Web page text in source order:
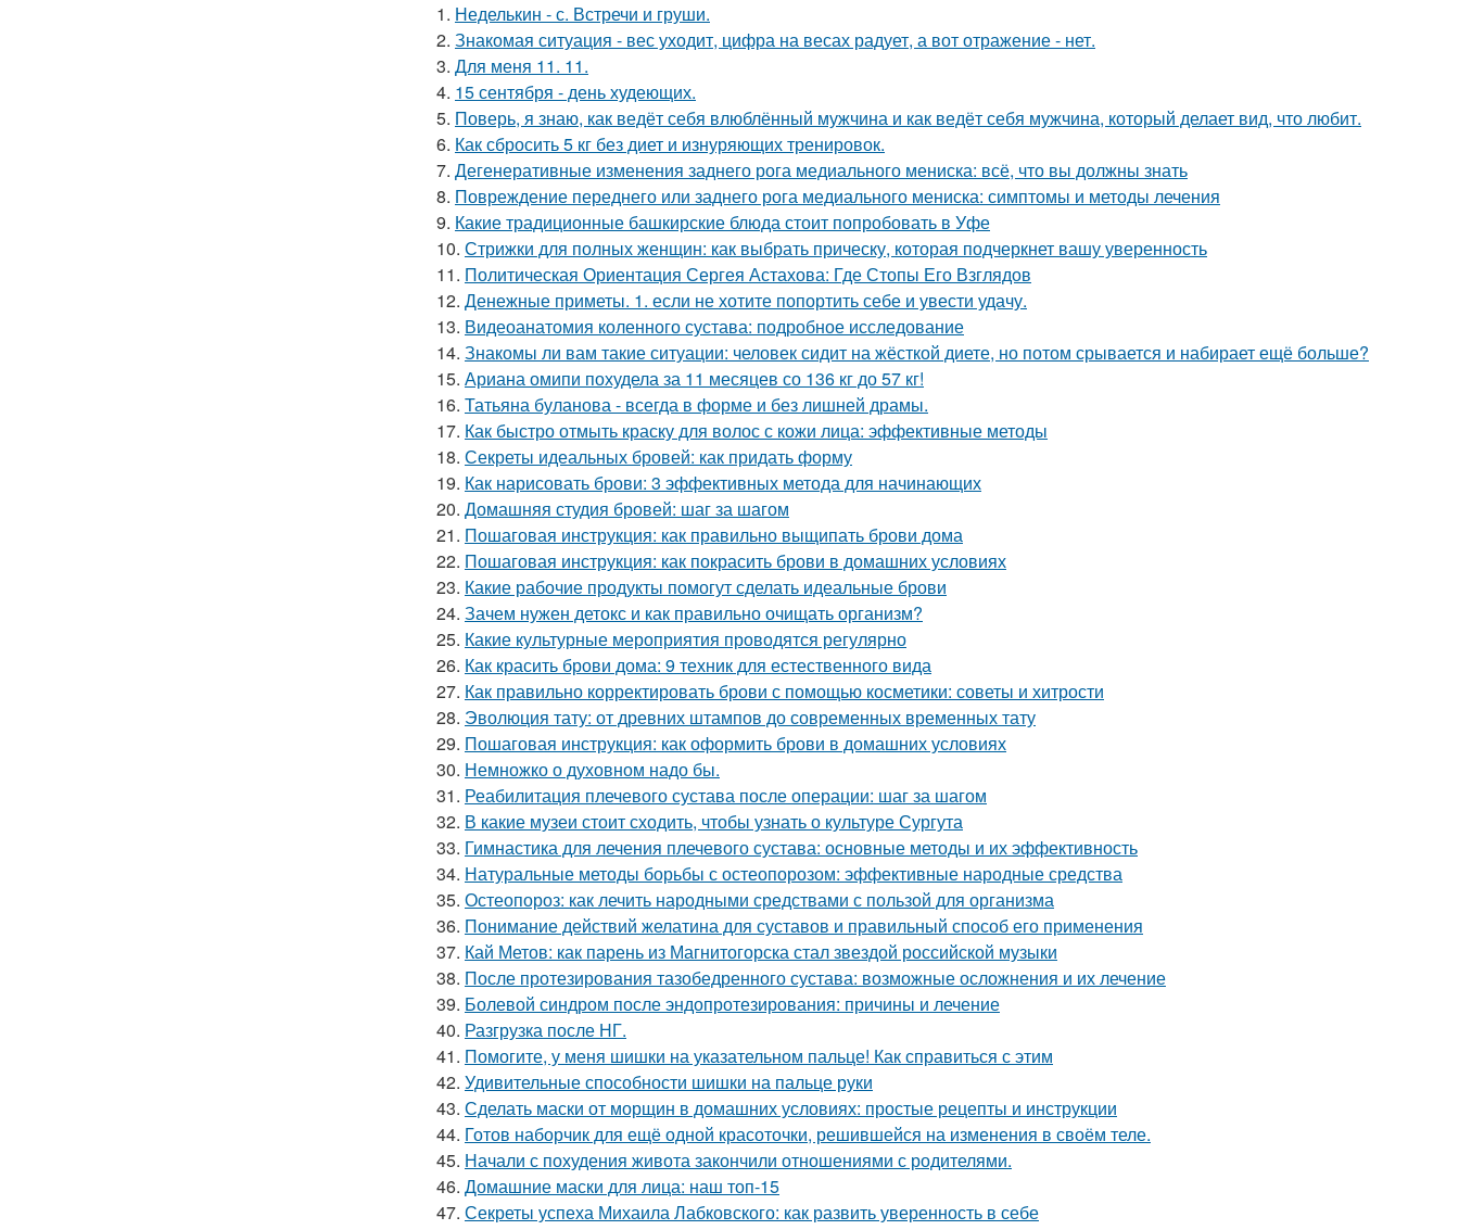
1. Неделькин - с. Встречи и груши.
2. Знакомая ситуация - вес уходит, цифра на весах радует, а вот отражение - нет.
3. Для меня 11. 11.
4. 15 сентября - день худеющих.
5. Поверь, я знаю, как ведёт себя влюблённый мужчина и как ведёт себя мужчина, который делает вид, что любит.
6. Как сбросить 5 кг без диет и изнуряющих тренировок.
7. Дегенеративные изменения заднего рога медиального мениска: всё, что вы должны знать
8. Повреждение переднего или заднего рога медиального мениска: симптомы и методы лечения
9. Какие традиционные башкирские блюда стоит попробовать в Уфе
10. Стрижки для полных женщин: как выбрать прическу, которая подчеркнет вашу уверенность
11. Политическая Ориентация Сергея Астахова: Где Стопы Его Взглядов
12. Денежные приметы. 1. если не хотите попортить себе и увести удачу.
13. Видеоанатомия коленного сустава: подробное исследование
14. Знакомы ли вам такие ситуации: человек сидит на жёсткой диете, но потом срывается и набирает ещё больше?
15. Ариана омипи похудела за 11 месяцев со 136 кг до 57 кг!
16. Татьяна буланова - всегда в форме и без лишней драмы.
17. Как быстро отмыть краску для волос с кожи лица: эффективные методы
18. Секреты идеальных бровей: как придать форму
19. Как нарисовать брови: 3 эффективных метода для начинающих
20. Домашняя студия бровей: шаг за шагом
21. Пошаговая инструкция: как правильно выщипать брови дома
22. Пошаговая инструкция: как покрасить брови в домашних условиях
23. Какие рабочие продукты помогут сделать идеальные брови
24. Зачем нужен детокс и как правильно очищать организм?
25. Какие культурные мероприятия проводятся регулярно
26. Как красить брови дома: 9 техник для естественного вида
27. Как правильно корректировать брови с помощью косметики: советы и хитрости
28. Эволюция тату: от древних штампов до современных временных тату
29. Пошаговая инструкция: как оформить брови в домашних условиях
30. Немножко о духовном надо бы.
31. Реабилитация плечевого сустава после операции: шаг за шагом
32. В какие музеи стоит сходить, чтобы узнать о культуре Сургута
33. Гимнастика для лечения плечевого сустава: основные методы и их эффективность
34. Натуральные методы борьбы с остеопорозом: эффективные народные средства
35. Остеопороз: как лечить народными средствами с пользой для организма
36. Понимание действий желатина для суставов и правильный способ его применения
37. Кай Метов: как парень из Магнитогорска стал звездой российской музыки
38. После протезирования тазобедренного сустава: возможные осложнения и их лечение
39. Болевой синдром после эндопротезирования: причины и лечение
40. Разгрузка после НГ.
41. Помогите, у меня шишки на указательном пальце! Как справиться с этим
42. Удивительные способности шишки на пальце руки
43. Сделать маски от морщин в домашних условиях: простые рецепты и инструкции
44. Готов наборчик для ещё одной красоточки, решившейся на изменения в своём теле.
45. Начали с похудения живота закончили отношениями с родителями.
46. Домашние маски для лица: наш топ-15
47. Секреты успеха Михаила Лабковского: как развить уверенность в себе